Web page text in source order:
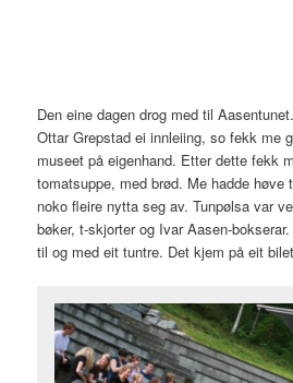
Den eine dagen drog med til
Ottar Grepstad ei innleiing, so fekk me
museet på eigenhand. Etter dette fekk
tomatsuppe, med brød. Me hadde høve
noko fleire nytta seg av. Tunpølsa var
bøker, t-skjorter og Ivar Aasen-
til og med eit tuntre. Det kjem på eit